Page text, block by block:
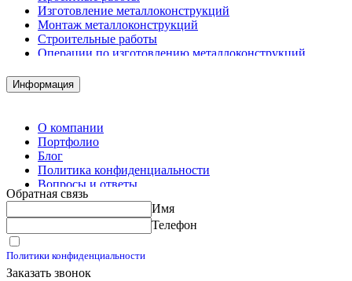
Изготовление металлоконструкций
Монтаж металлоконструкций
Строительные работы
Операции по изготовлению металлоконструкций
Комплектация металлопроката
Изготовление винтовых свай
Информация
О компании
Портфолио
Блог
Политика конфиденциальности
Вопросы и ответы
Контакты
Обратная связь
Имя
Телефон
Политики конфиденциальности
Заказать звонок